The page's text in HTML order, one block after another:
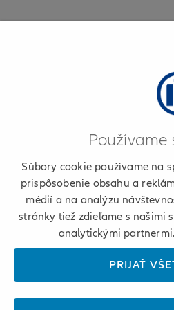
Používame
Súbory cookie používame na
prispôsobenie obsahu a
médií a na analýzu
stránky tiež zdieľame s našimi
analytickými
PRIJAŤ